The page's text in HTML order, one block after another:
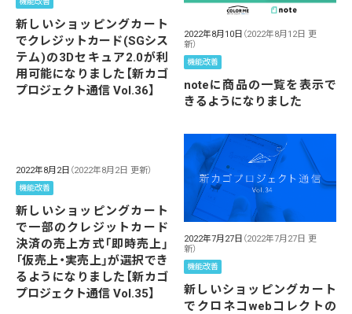
新しいショッピングカート
でクレジットカード(SGシス
テム)の3Dセキュア2.0が利
用可能になりました【新カゴ
プロジェクト通信 Vol.36】
2022年8月10日 （2022年8月12日 更
新）
機能改善
noteに商品の一覧を表示で
きるようになりました
2022年8月2日 （2022年8月2日 更新）
機能改善
新しいショッピングカート
で一部のクレジットカード
決済の売上方式「即時売上」
「仮売上・実売上」が選択でき
るようになりました【新カゴ
プロジェクト通信 Vol.35】
2022年7月27日 （2022年7月27日 更
新）
機能改善
新しいショッピングカート
でクロネコwebコレクトの